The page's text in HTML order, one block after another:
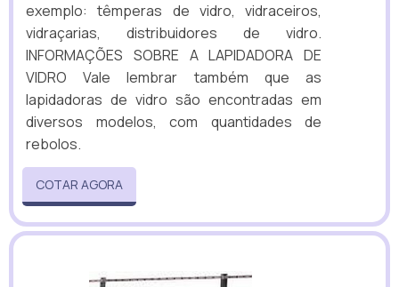
exemplo: têmperas de vidro, vidraceiros,
vidraçarias, distribuidores de vidro.
INFORMAÇÕES SOBRE A LAPIDADORA DE
VIDRO Vale lembrar também que as
lapidadoras de vidro são encontradas em
diversos modelos, com quantidades de
rebolos.
COTAR AGORA